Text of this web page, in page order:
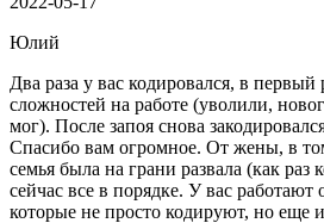
Юлий
Два раза у вас кодировался, в первый
сложностей на работе (уволили,
мог). После запоя снова
Спасибо вам огромное. От жены, в
семья была на грани развала (как раз
сейчас все в порядке. У вас
которые не просто кодируют, но еще